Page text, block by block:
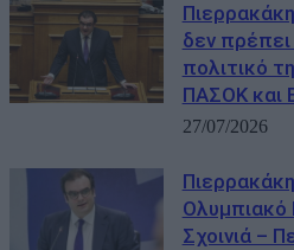
δεν πρέπει
πολιτικό
ΠΑΣΟΚ και
27/07/2026
Σχοινιά –